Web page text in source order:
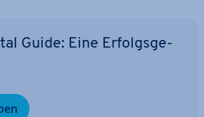
Guide: Eine Er­folgs­ge­